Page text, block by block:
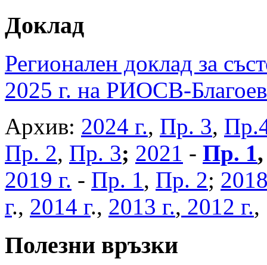
Доклад
Регионален доклад за
2025 г. на РИОСВ-
Архив: 2024 г., Пр. 3,
Пр. 2, Пр. 3; 2021 - Пр. 1
2019 г. - Пр. 1, Пр. 2;
г., 2014 г., 2013 г., 2012 г.
Полезни връзки